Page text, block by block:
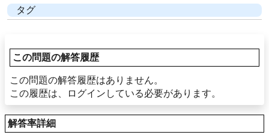
タグ
この問題の解答履歴
この問題の解答履歴はありません。
この履歴は、ログインしている必要があります。
解答率詳細